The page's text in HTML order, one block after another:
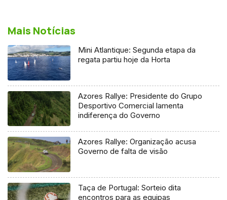
Mais Notícias
Mini Atlantique: Segunda etapa da
regata partiu hoje da Horta
Azores Rallye: Presidente do Grupo
Desportivo Comercial lamenta
indiferença do Governo
Azores Rallye: Organização acusa
Governo de falta de visão
Taça de Portugal: Sorteio dita
encontros para as equipas